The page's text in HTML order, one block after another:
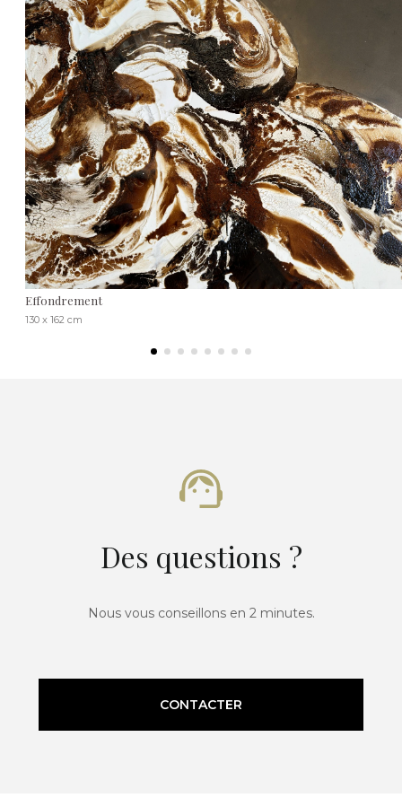
Effondrement
130 x 162 cm
Des questions ?
Nous vous conseillons en 2 minutes.
CONTACTER